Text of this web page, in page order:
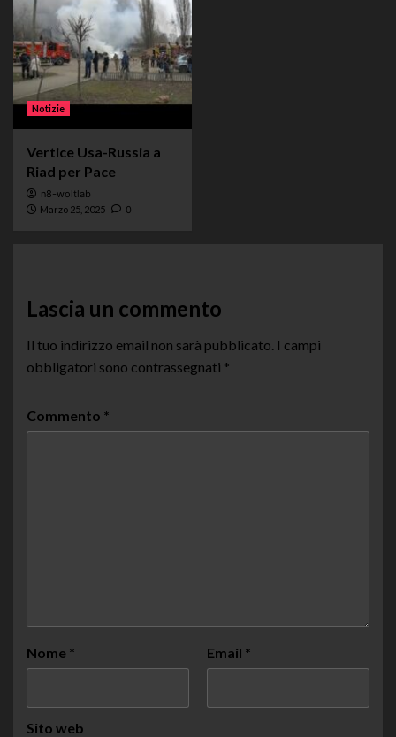
Notizie
Vertice Usa-Russia a
Riad per Pace
n8-woltlab
Marzo 25, 2025 0
Lascia un commento
Il tuo indirizzo email non sarà pubblicato. I campi
obbligatori sono contrassegnati *
Commento *
Nome * Email *
Sito web